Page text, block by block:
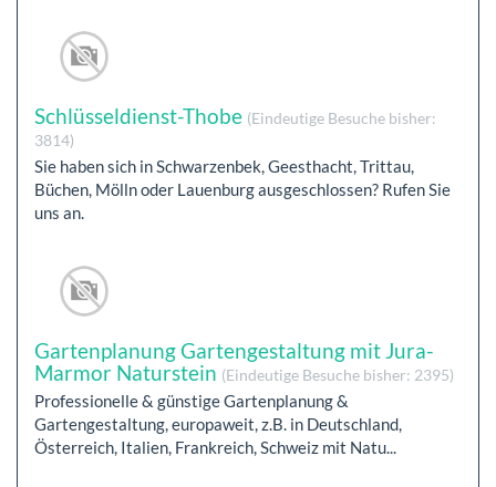
Schlüsseldienst-Thobe (Eindeutige Besuche bisher:
3814)
Sie haben sich in Schwarzenbek, Geesthacht, Trittau,
Büchen, Mölln oder Lauenburg ausgeschlossen? Rufen Sie
uns an.
Gartenplanung Gartengestaltung mit Jura-
Marmor Naturstein (Eindeutige Besuche bisher: 2395)
Professionelle & günstige Gartenplanung &
Gartengestaltung, europaweit, z.B. in Deutschland,
Österreich, Italien, Frankreich, Schweiz mit Natu...